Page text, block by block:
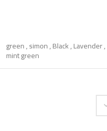
green,simon,Black,Lavender,
mint green